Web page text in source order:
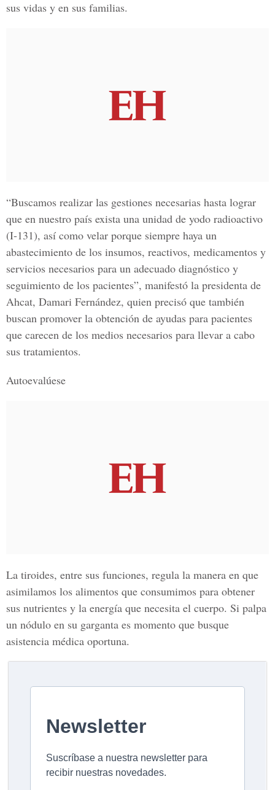
sus vidas y en sus familias.
“Buscamos realizar las gestiones necesarias hasta lograr
que en nuestro país exista una unidad de yodo radioactivo
(I-131), así como velar porque siempre haya un
abastecimiento de los insumos, reactivos, medicamentos y
servicios necesarios para un adecuado diagnóstico y
seguimiento de los pacientes”, manifestó la presidenta de
Ahcat, Damari Fernández, quien precisó que también
buscan promover la obtención de ayudas para pacientes
que carecen de los medios necesarios para llevar a cabo
sus tratamientos.
Autoevalúese
La tiroides, entre sus funciones, regula la manera en que
asimilamos los alimentos que consumimos para obtener
sus nutrientes y la energía que necesita el cuerpo. Si palpa
un nódulo en su garganta es momento que busque
asistencia médica oportuna.